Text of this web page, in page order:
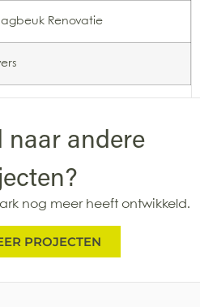
Renovatie
naar andere
nog meer heeft ontwikkeld.
PROJECTEN